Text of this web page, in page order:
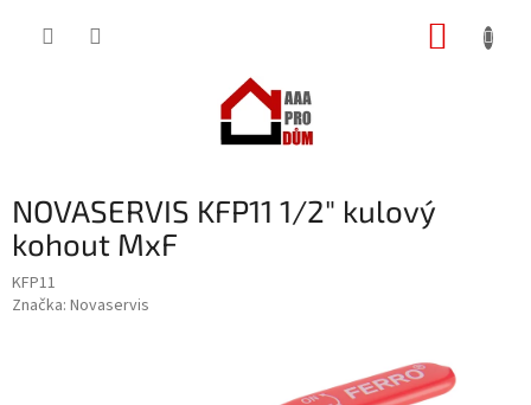
NOVASERVIS KFP11 1/2" kulový
kohout MxF
KFP11
Značka: Novaservis